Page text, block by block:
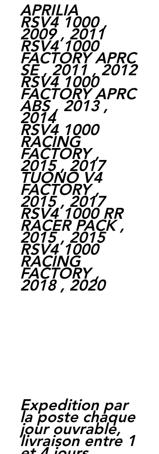
APRILIA
RSV4 1000 ,
2009 , 2011
RSV4 1000
FACTORY APRC
SE , 2011 , 2012
RSV4 1000
FACTORY APRC
ABS , 2013 ,
2014
RSV4 1000
RACING
FACTORY ,
2015 , 2017
TUONO V4
FACTORY ,
2015 , 2017
RSV4 1000 RR
RACER PACK ,
2015 , 2015
RSV4 1000
RACING
FACTORY ,
2018 , 2020
Expedition par
la poste chaque
jour ouvrable,
livraison entre 1